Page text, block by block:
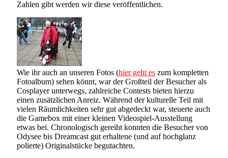
Zahlen gibt werden wir diese veröffentlichen.
Wie ihr auch an unseren Fotos (hier geht es zum kompletten
Fotoalbum) sehen könnt, war der Großteil der Besucher als
Cosplayer unterwegs, zahlreiche Contests bieten hierzu
einen zusätzlichen Anreiz. Während der kulturelle Teil mit
vielen Räumlichkeiten sehr gut abgedeckt war, steuerte auch
die Gamebox mit einer kleinen Videospiel-Ausstellung
etwas bei. Chronologisch gereiht konnten die Besucher von
Odysee bis Dreamcast gut erhaltene (und auf hochglanz
polierte) Originalstücke begutachten.